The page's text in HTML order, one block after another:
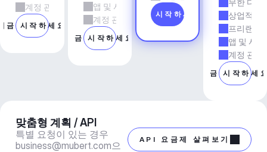
계정 관리자 지원
금 시작하세요
앱 및 서비스
계정 관리자 지원
지금 시작하세요
지금 시작하세요
무한 다운
상업적 사
프리랜서
앱 및 서비
계정 관리
지금 시작하세
맞춤형 계획 / API
business@mubert.com으
API 요금제 살펴보기